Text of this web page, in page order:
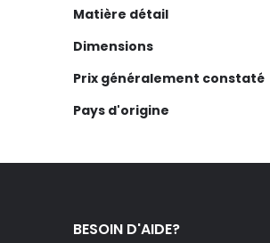
Matière détail
Dimensions
Prix généralement constaté
Pays d'origine
BESOIN D'AIDE?